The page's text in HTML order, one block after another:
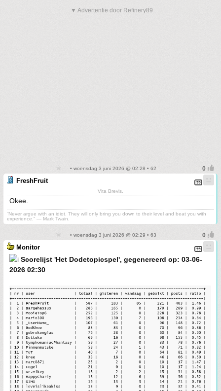
▼ Advertentie door Refinery89
• woensdag 3 juni 2026 @ 02:28 • 62
FreshFruit
Vita Brevis.
Okee.
“Never argue with an idiot. They will only bring you down to their level and beat you with
experience.” ― Mark Twain.
• woensdag 3 juni 2026 @ 02:29 • 63
Monitor
Scorelijst 'Het Dodetopicspel', gegenereerd op: 03-06-
2026 02:30